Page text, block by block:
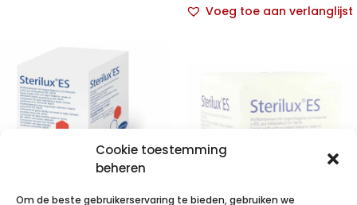
Cookie toestemming
beheren
Om de beste gebruikerservaring te bieden, gebruiken we
Voeg toe aan verlanglijst